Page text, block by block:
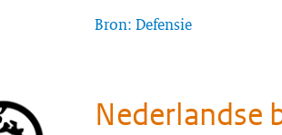
Bron: Defensie
Nederlandse